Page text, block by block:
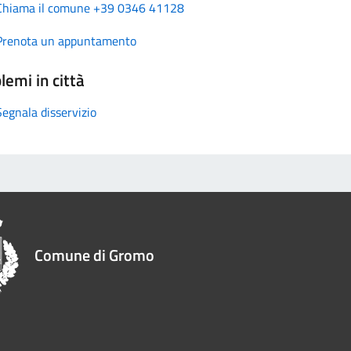
il comune +39 0346 41128
un appuntamento
in città
disservizio
Comune di Gromo